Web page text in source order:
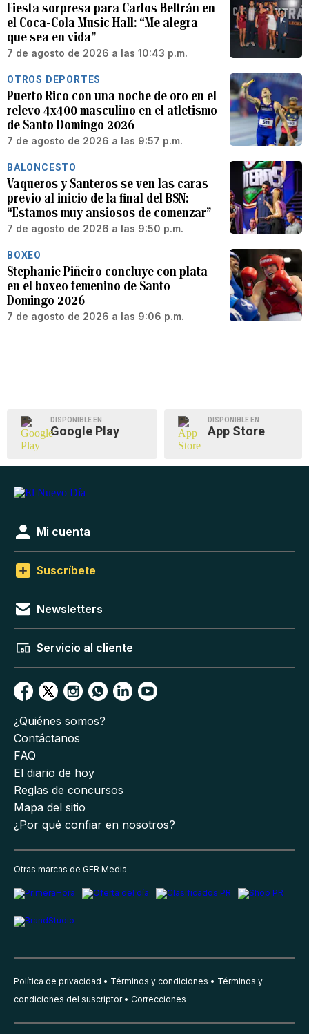
Fiesta sorpresa para Carlos Beltrán en
el Coca-Cola Music Hall: “Me alegra
que sea en vida”
7 de agosto de 2026 a las 10:43 p.m.
OTROS DEPORTES
Puerto Rico con una noche de oro en el
relevo 4x400 masculino en el atletismo
de Santo Domingo 2026
7 de agosto de 2026 a las 9:57 p.m.
BALONCESTO
Vaqueros y Santeros se ven las caras
previo al inicio de la final del BSN:
“Estamos muy ansiosos de comenzar”
7 de agosto de 2026 a las 9:50 p.m.
BOXEO
Stephanie Piñeiro concluye con plata
en el boxeo femenino de Santo
Domingo 2026
7 de agosto de 2026 a las 9:06 p.m.
DISPONIBLE EN
Google Play
DISPONIBLE EN
App Store
Mi cuenta
Suscríbete
Newsletters
Servicio al cliente
¿Quiénes somos?
Contáctanos
FAQ
El diario de hoy
Reglas de concursos
Mapa del sitio
¿Por qué confiar en nosotros?
Otras marcas de GFR Media
Política de privacidad Términos y condiciones
Términos y
condiciones del suscriptor
Correcciones